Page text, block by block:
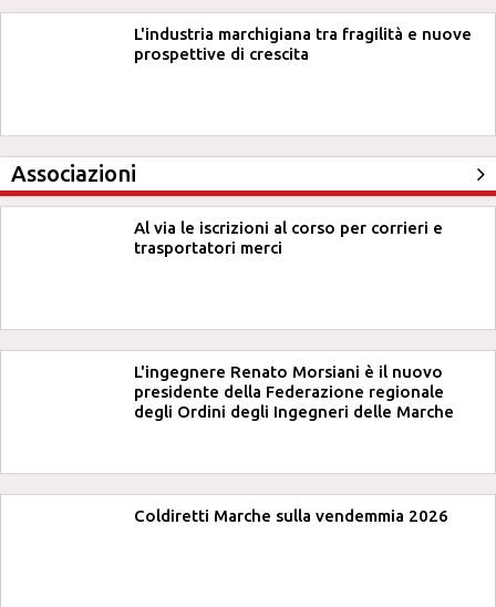
L'industria marchigiana tra fragilità e nuove
prospettive di crescita
Associazioni
Al via le iscrizioni al corso per corrieri e
trasportatori merci
L'ingegnere Renato Morsiani è il nuovo
presidente della Federazione regionale
degli Ordini degli Ingegneri delle Marche
Coldiretti Marche sulla vendemmia 2026